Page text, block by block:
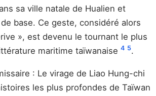
sa ville natale de Hualien et
base. Ce geste, considéré alors
», est devenu le tournant le plus
maritime taïwanaise 4 5.
: Le virage de Liao Hung-chi
les plus profondes de Taïwan